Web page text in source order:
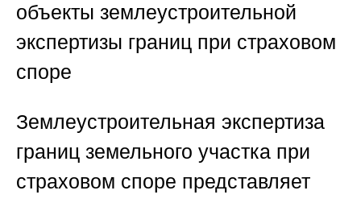
объекты землеустроительной
экспертизы границ при страховом
споре
Землеустроительная экспертиза
границ земельного участка при
страховом споре представляет